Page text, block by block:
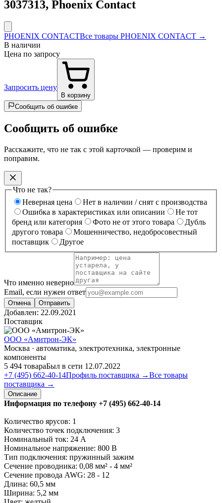
3037313, Phoenix Contact
PHOENIX CONTACTВсе товары PHOENIX CONTACT →
В наличии
Цена по запросу
Запросить цену
В корзину
Сообщить об ошибке
Сообщить об ошибке
Расскажите, что не так с этой карточкой — проверим и
поправим.
Что не так?
Неверная цена
Нет в наличии / снят с производства
Ошибка в характеристиках или описании
Не тот
бренд или категория
Фото не от этого товара
Дубль
другого товара
Мошенничество, недобросовестный
поставщик
Другое
Что именно неверно
Email, если нужен ответ
Отмена Отправить
Добавлен: 22.09.2021
Поставщик
ООО «Амитрон-ЭК»
Москва · автоматика, электротехника, электронные
компоненты
5 494 товараБыл в сети 12.07.2022
+7 (495) 662-40-14Профиль поставщика →Все товары
поставщика →
Описание
Информация по телефону +7 (495) 662-40-14
Количество ярусов: 1
Количество точек подключения: 3
Номинальный ток: 24 А
Номинальное напряжение: 800 В
Тип подключения: пружинный зажим
Сечение проводника: 0,08 мм² - 4 мм²
Сечение провода AWG: 28 - 12
Длина: 60,5 мм
Ширина: 5,2 мм